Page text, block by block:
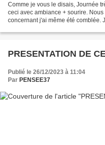
Comme je vous le disais, Journée
ceci avec ambiance + sourire.
concernant j'ai même été comblée.
PRESENTATION DE
Publié le 26/12/2023 à 11:04
Par PENSEE37